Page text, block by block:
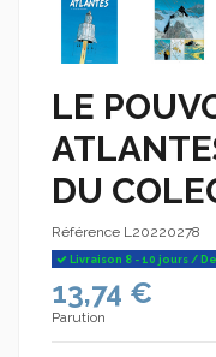
LE
DU
Référence L20220278
Livraison 8 - 10 jours /
13,74 €
Parution